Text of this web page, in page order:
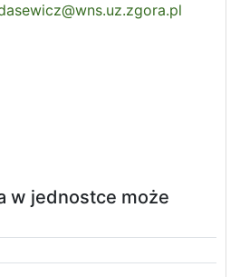
w jednostce może